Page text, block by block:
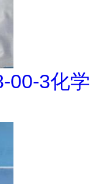
00-3化学